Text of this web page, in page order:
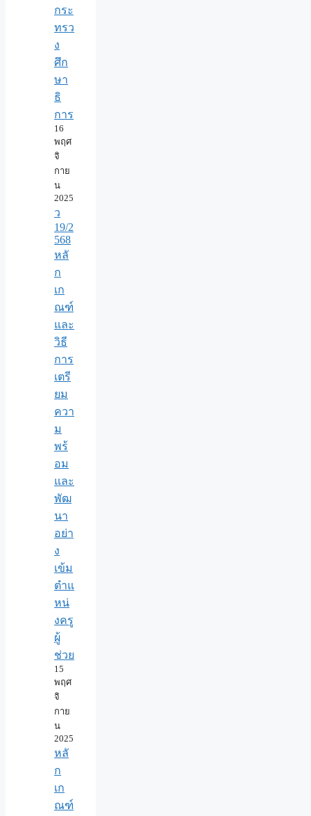
กระ
ทรว
ง
ศึก
ษา
ธิ
การ
16
พฤศ
จิ
กาย
น
2025
ว
19/2
568
หลั
ก
เก
ณฑ์
และ
วิธี
การ
เตรี
ยม
ควา
ม
พร้
อม
และ
พัฒ
นา
อย่า
ง
เข้ม
ตำแ
หน่
งครู
ผู้
ช่วย
15
พฤศ
จิ
กาย
น
2025
หลั
ก
เก
ณฑ์